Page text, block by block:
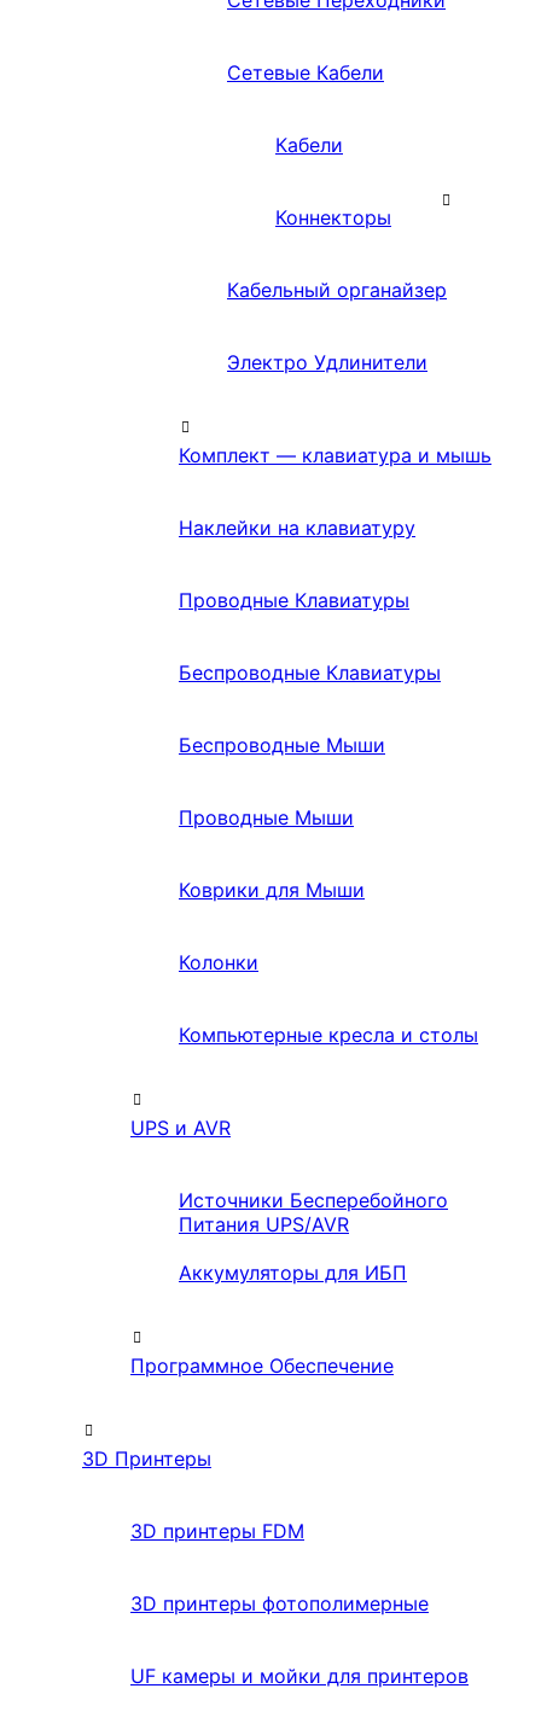
Сетевые Кабели
Кабели
Коннекторы
Кабельный органайзер
Электро Удлинители
Комплект — клавиатура и мышь
Наклейки на клавиатуру
Проводные Клавиатуры
Беспроводные Клавиатуры
Беспроводные Мыши
Проводные Мыши
Коврики для Мыши
Колонки
Компьютерные кресла и столы
UPS и AVR
Источники Бесперебойного
Питания UPS/AVR
Аккумуляторы для ИБП
Программное Обеспечение
3D Принтеры
3D принтеры FDM
3D принтеры фотополимерные
UF камеры и мойки для принтеров